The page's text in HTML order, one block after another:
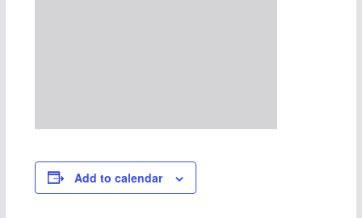
Add to calendar